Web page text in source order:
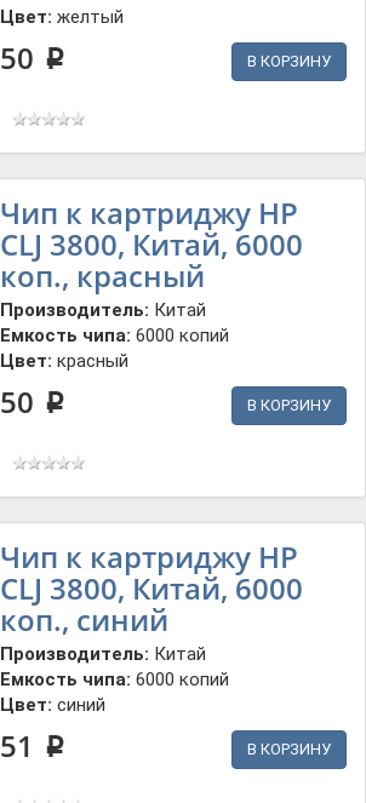
Цвет: желтый
50 p В КОРЗИНУ
Чип к картриджу HP
CLJ 3800, Китай, 6000
коп., красный
Производитель: Китай
Емкость чипа: 6000 копий
Цвет: красный
50 p В КОРЗИНУ
Чип к картриджу HP
CLJ 3800, Китай, 6000
коп., синий
Производитель: Китай
Емкость чипа: 6000 копий
Цвет: синий
51 p В КОРЗИНУ